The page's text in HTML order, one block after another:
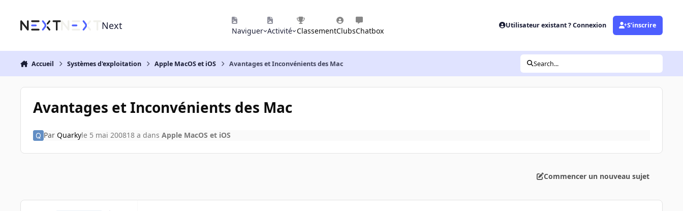
Next Naviguer Activité ClassementClubsChatbox
Utilisateur existant ? Connexion S’inscrire
Accueil Systèmes d'exploitation Apple MacOS et iOS Avantages et Inconvénients des Mac Search...
Avantages et Inconvénients des Mac
Par Quarkyle 5 mai 200818 a dans Apple MacOS et iOS
Commencer un nouveau sujet